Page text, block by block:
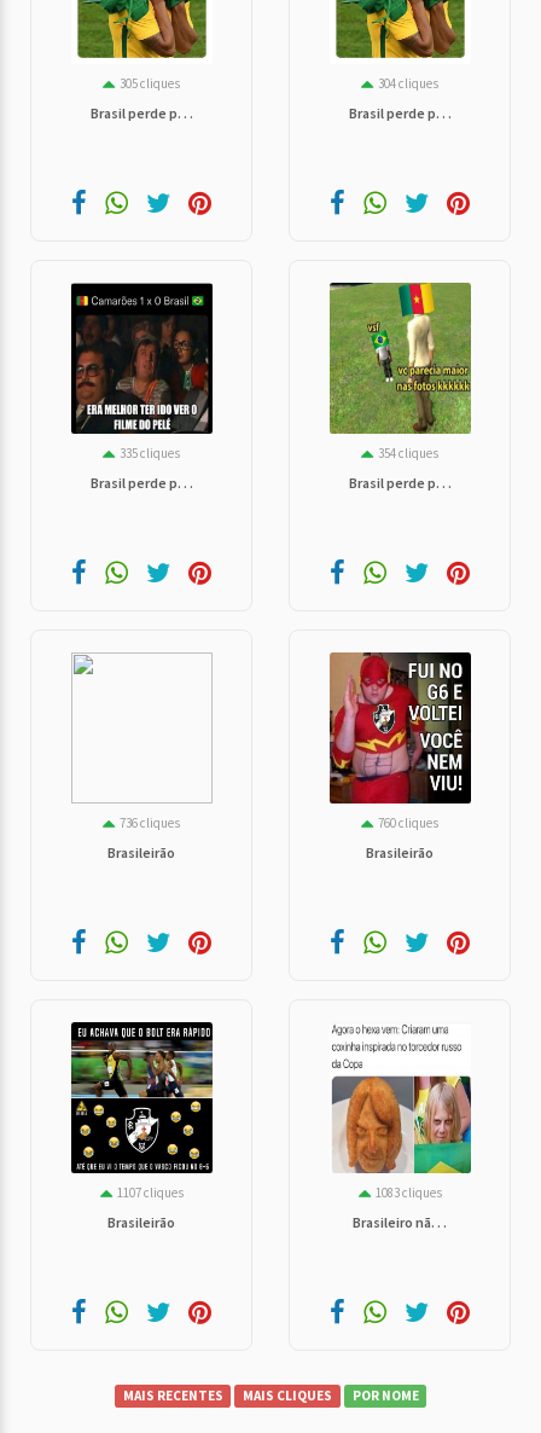
305 cliques
Brasil perde p. . .
304 cliques
Brasil perde p. . .
335 cliques
Brasil perde p. . .
354 cliques
Brasil perde p. . .
736 cliques
Brasileirão
760 cliques
Brasileirão
1107 cliques
Brasileirão
1083 cliques
Brasileiro nã. . .
MAIS RECENTES MAIS CLIQUES POR NOME